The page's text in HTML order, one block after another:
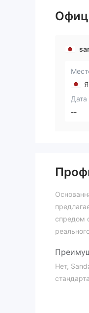
Дата
--
спредом
Нет,